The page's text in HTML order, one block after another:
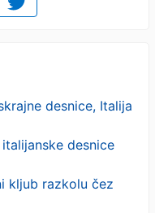
desnice, Italija
desnice
kljub razkolu čez